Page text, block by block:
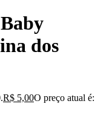
dos
R$ 5,00O preço atual é: